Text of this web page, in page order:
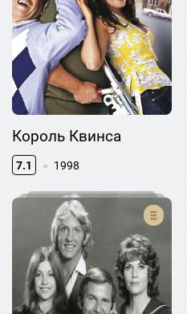
Король Квинса
7.1 1998